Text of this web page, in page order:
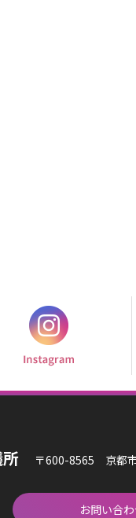
〒600-8565 京都
お問い合